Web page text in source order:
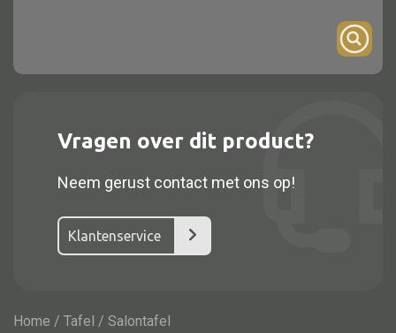
Alle kasten
Dressoir
Nachtkast
Vitrine
Vragen over dit product?
Neem gerust contact met ons op!
Klantenservice
Home / Tafel / Salontafel